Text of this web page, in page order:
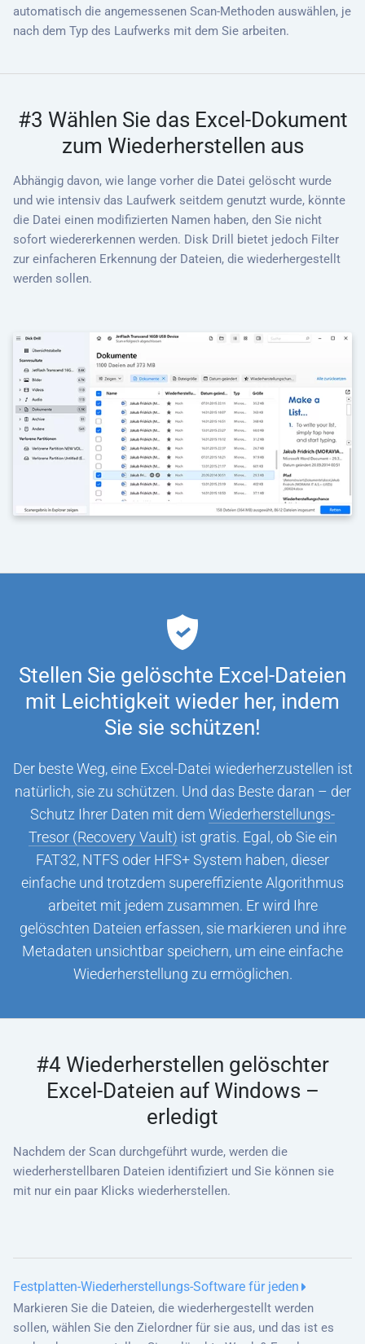
automatisch die angemessenen Scan-Methoden auswählen, je
nach dem Typ des Laufwerks mit dem Sie arbeiten.
#3 Wählen Sie das Excel-Dokument
zum Wiederherstellen aus
Abhängig davon, wie lange vorher die Datei gelöscht wurde
und wie intensiv das Laufwerk seitdem genutzt wurde, könnte
die Datei einen modifizierten Namen haben, den Sie nicht
sofort wiedererkennen werden. Disk Drill bietet jedoch Filter
zur einfacheren Erkennung der Dateien, die wiederhergestellt
werden sollen.
Stellen Sie gelöschte Excel-Dateien
mit Leichtigkeit wieder her, indem
Sie sie schützen!
Der beste Weg, eine Excel-Datei wiederherzustellen ist
natürlich, sie zu schützen. Und das Beste daran – der
Schutz Ihrer Daten mit dem Wiederherstellungs-
Tresor (Recovery Vault) ist gratis. Egal, ob Sie ein
FAT32, NTFS oder HFS+ System haben, dieser
einfache und trotzdem supereffiziente Algorithmus
arbeitet mit jedem zusammen. Er wird Ihre
gelöschten Dateien erfassen, sie markieren und ihre
Metadaten unsichtbar speichern, um eine einfache
Wiederherstellung zu ermöglichen.
#4 Wiederherstellen gelöschter
Excel-Dateien auf Windows –
erledigt
Nachdem der Scan durchgeführt wurde, werden die
wiederherstellbaren Dateien identifiziert und Sie können sie
mit nur ein paar Klicks wiederherstellen.
Festplatten-Wiederherstellungs-Software für jeden
Markieren Sie die Dateien, die wiederhergestellt werden
sollen, wählen Sie den Zielordner für sie aus, und das ist es